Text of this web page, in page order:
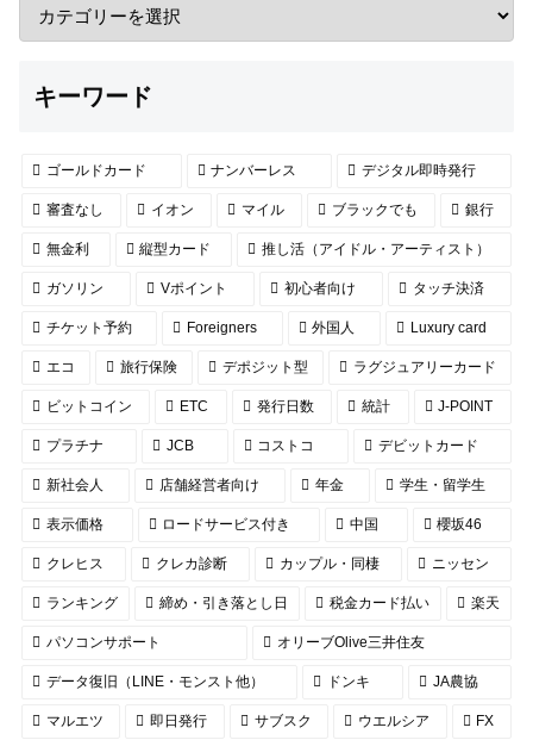
キーワード
ゴールドカード ナンバーレス デジタル即時発行
審査なし イオン マイル ブラックでも 銀行
無金利 縦型カード 推し活（アイドル・アーティスト）
ガソリン Vポイント 初心者向け タッチ決済
チケット予約 Foreigners 外国人 Luxury card
エコ 旅行保険 デポジット型 ラグジュアリーカード
ビットコイン ETC 発行日数 統計 J-POINT
プラチナ JCB コストコ デビットカード
新社会人 店舗経営者向け 年金 学生・留学生
表示価格 ロードサービス付き 中国 櫻坂46
クレヒス クレカ診断 カップル・同棲 ニッセン
ランキング 締め・引き落とし日 税金カード払い 楽天
パソコンサポート オリーブOlive三井住友
データ復旧（LINE・モンスト他） ドンキ JA農協
マルエツ 即日発行 サブスク ウエルシア FX